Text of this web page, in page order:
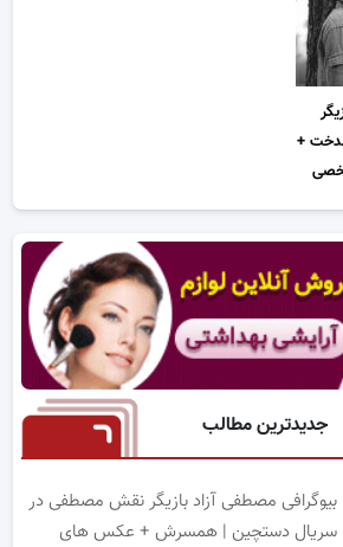
+
جدیدترین مطالب
بیوگرافی مصطفی آزاد بازیگر نقش مصطفی در
سریال دستچین | همسرش + عکس های